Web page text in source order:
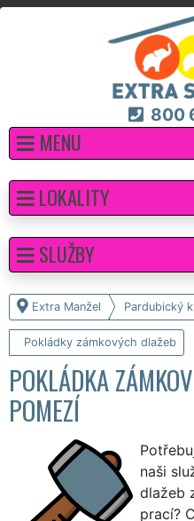
800
MENU
Extra Manžel Pardubický
Pokládky zámkových dlažeb
POKLÁDKA
POMEZÍ
naši
dlažeb
prací?
LOKALITY
SLUŽBY